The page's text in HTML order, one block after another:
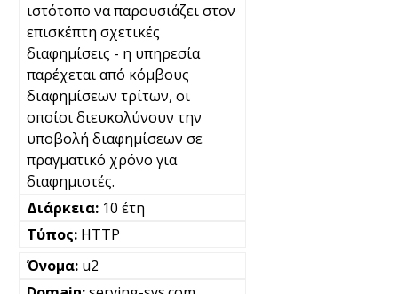
ιστότοπο να παρουσιάζει στον
επισκέπτη σχετικές
διαφημίσεις - η υπηρεσία
παρέχεται από κόμβους
διαφημίσεων τρίτων, οι
οποίοι διευκολύνουν την
υποβολή διαφημίσεων σε
πραγματικό χρόνο για
διαφημιστές.
10 έτη
HTTP
u2